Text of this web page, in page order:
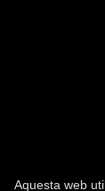
Aquesta web